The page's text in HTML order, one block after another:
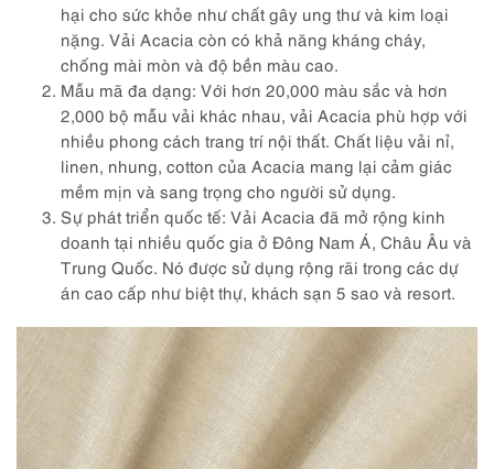
hại cho sức khỏe như chất gây ung thư và kim loại
nặng. Vải Acacia còn có khả năng kháng cháy,
chống mài mòn và độ bền màu cao.
Mẫu mã đa dạng: Với hơn 20,000 màu sắc và hơn
2,000 bộ mẫu vải khác nhau, vải Acacia phù hợp với
nhiều phong cách trang trí nội thất. Chất liệu vải nỉ,
linen, nhung, cotton của Acacia mang lại cảm giác
mềm mịn và sang trọng cho người sử dụng.
Sự phát triển quốc tế: Vải Acacia đã mở rộng kinh
doanh tại nhiều quốc gia ở Đông Nam Á, Châu Âu và
Trung Quốc. Nó được sử dụng rộng rãi trong các dự
án cao cấp như biệt thự, khách sạn 5 sao và resort.